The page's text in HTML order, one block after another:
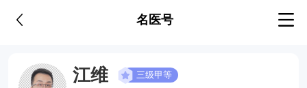
名医号
江维 三级甲等